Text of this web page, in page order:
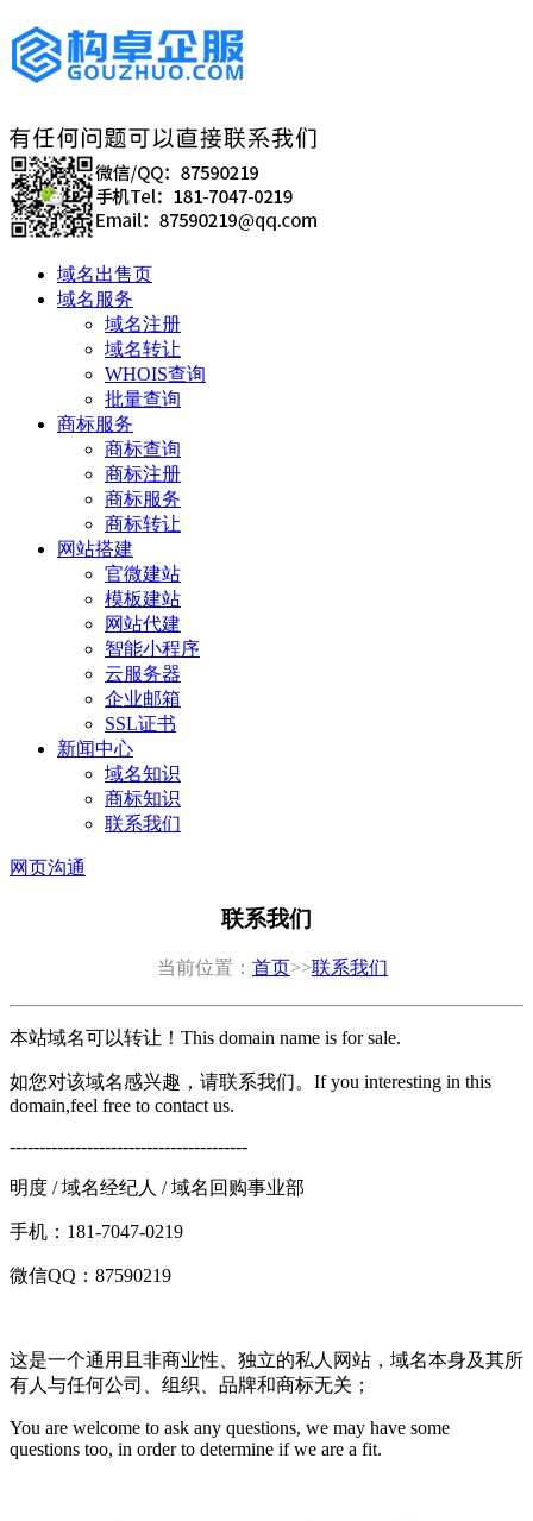
域名出售页
域名服务
域名注册
域名转让
WHOIS查询
批量查询
商标服务
商标查询
商标注册
商标服务
商标转让
网站搭建
官微建站
模板建站
网站代建
智能小程序
云服务器
企业邮箱
SSL证书
新闻中心
域名知识
商标知识
联系我们
网页沟通
联系我们
当前位置： 首页>>联系我们
本站域名可以转让！This domain name is for sale.
如您对该域名感兴趣，请联系我们。If you interesting in this
domain,feel free to contact us.
----------------------------------------
明度 / 域名经纪人 / 域名回购事业部
手机：181-7047-0219
微信QQ：87590219
这是一个通用且非商业性、独立的私人网站，域名本身及其所
有人与任何公司、组织、品牌和商标无关；
You are welcome to ask any questions, we may have some
questions too, in order to determine if we are a fit.